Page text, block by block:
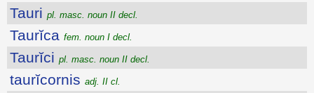
Tauri pl. masc. noun II decl.
Taurĭca fem. noun I decl.
Taurĭci pl. masc. noun II decl.
taurĭcornis adj. II cl.